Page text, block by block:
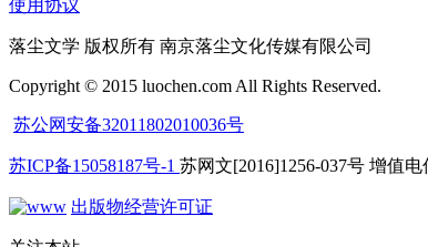
使用协议
落尘文学 版权所有 南京落尘文化传媒有限公司
Copyright © 2015 luochen.com All Rights Reserved.
苏公网安备32011802010036号
苏ICP备15058187号-1 苏网文[2016]1256-037号 增值
出版物经营许可证